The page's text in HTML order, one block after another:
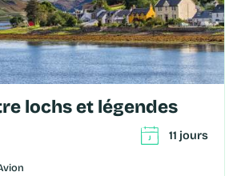
lochs et légendes
11 jours